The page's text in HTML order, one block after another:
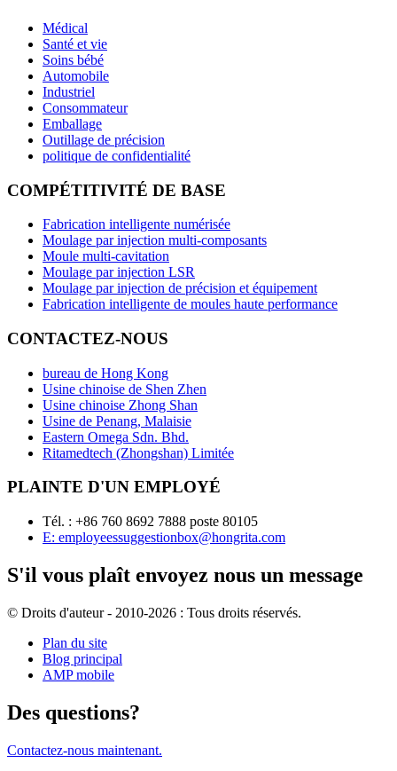
Médical
Santé et vie
Soins bébé
Automobile
Industriel
Consommateur
Emballage
Outillage de précision
politique de confidentialité
COMPÉTITIVITÉ DE BASE
Fabrication intelligente numérisée
Moulage par injection multi-composants
Moule multi-cavitation
Moulage par injection LSR
Moulage par injection de précision et équipement
Fabrication intelligente de moules haute performance
CONTACTEZ-NOUS
bureau de Hong Kong
Usine chinoise de Shen Zhen
Usine chinoise Zhong Shan
Usine de Penang, Malaisie
Eastern Omega Sdn. Bhd.
Ritamedtech (Zhongshan) Limitée
PLAINTE D'UN EMPLOYÉ
Tél. : +86 760 8692 7888 poste 80105
E: employeessuggestionbox@hongrita.com
S'il vous plaît envoyez nous un message
© Droits d'auteur - 2010-2026 : Tous droits réservés.
Plan du site
Blog principal
AMP mobile
Des questions?
Contactez-nous maintenant.